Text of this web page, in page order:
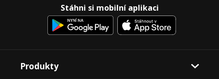
Stáhni si mobilní aplikaci
Produkty